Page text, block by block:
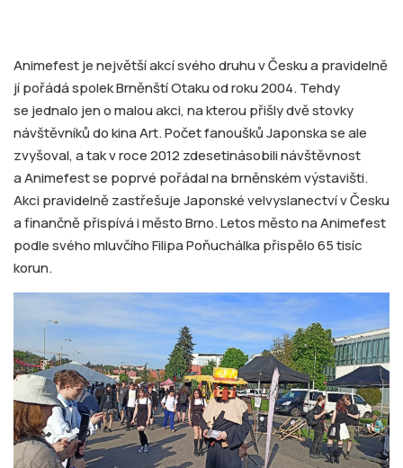
Animefest je největší akcí svého druhu v Česku a pravidelně
jí pořádá spolek Brněnští Otaku od roku 2004. Tehdy
se jednalo jen o malou akci, na kterou přišly dvě stovky
návštěvníků do kina Art. Počet fanoušků Japonska se ale
zvyšoval, a tak v roce 2012 zdesetinásobili návštěvnost
a Animefest se poprvé pořádal na brněnském výstavišti.
Akci pravidelně zastřešuje Japonské velvyslanectví v Česku
a finančně přispívá i město Brno. Letos město na Animefest
podle svého mluvčího Filipa Poňuchálka přispělo 65 tisíc
korun.